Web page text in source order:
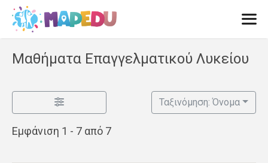
Μετάβαση
περιεχόμενο
Μαθήματα Επαγγελματικού Λυκείου
Εμφάνιση 1 - 7 από 7
Ταξινόμηση: Όνομα